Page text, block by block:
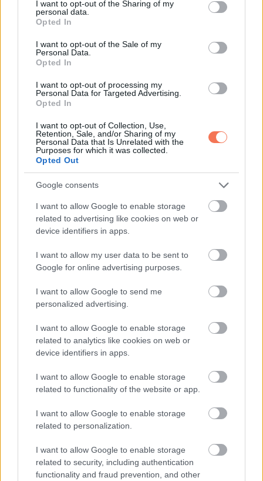
not limited to your visit or usage behaviour. You may click to
grant or deny consent to Google and its third-party tags to
use your data for below specified purposes in below Google
consent section.
I want to opt-out of the Sharing of my
personal data.
Opted In
I want to opt-out of the Sale of my
Personal Data.
Opted In
I want to opt-out of processing my
Personal Data for Targeted Advertising.
Opted In
I want to opt-out of Collection, Use,
Retention, Sale, and/or Sharing of my
Personal Data that Is Unrelated with the
Purposes for which it was collected.
Opted Out
Google consents
I want to allow Google to enable storage
related to advertising like cookies on web or
device identifiers in apps.
I want to allow my user data to be sent to
Google for online advertising purposes.
I want to allow Google to send me
personalized advertising.
I want to allow Google to enable storage
related to analytics like cookies on web or
device identifiers in apps.
I want to allow Google to enable storage
related to functionality of the website or app.
I want to allow Google to enable storage
related to personalization.
I want to allow Google to enable storage
related to security, including authentication
functionality and fraud prevention, and other
A szakértők szerint Star tettei többet árthatnak, mint
viselkedik.
jobban bánik az unokatestvéreivel. Tanult belőle. Csak ez
számít” – mondta az asszony.
Star tettei minden bizonnyal ellentmondásosak, de ha a
fia javított a viselkedésén, akkor talán megtanulta a
leckét, amit minden gyereknek meg kell tanulnia
egyszer. Te mit gondolsz? Star túl messzire ment?
Oszd meg velünk a gondolataidat a hozzászólások
mezőben.
Oszd meg ezt a posztot:
WhatsappRedditShare
Email
ELŐZŐ POSZT
Az 52 éves Ginát a „világ legdögösebb
nagymamájának” nevezik.